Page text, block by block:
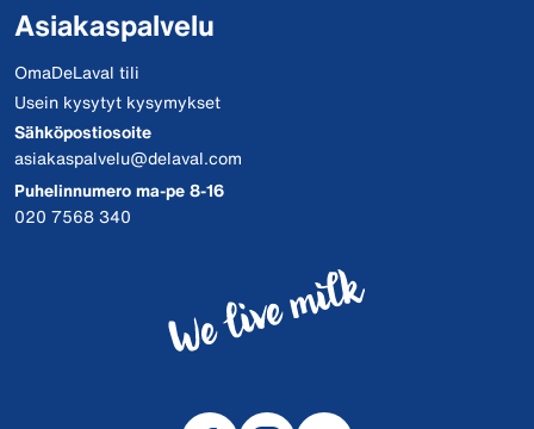
Asiakaspalvelu
OmaDeLaval tili
Usein kysytyt kysymykset
Sähköpostiosoite
asiakaspalvelu@delaval.com
Puhelinnumero ma-pe 8-16
020 7568 340